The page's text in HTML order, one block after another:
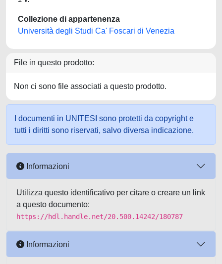
Collezione di appartenenza
Università degli Studi Ca' Foscari di Venezia
File in questo prodotto:
Non ci sono file associati a questo prodotto.
I documenti in UNITESI sono protetti da copyright e
tutti i diritti sono riservati, salvo diversa indicazione.
Informazioni
Utilizza questo identificativo per citare o creare un link
a questo documento:
https://hdl.handle.net/20.500.14242/180787
Informazioni